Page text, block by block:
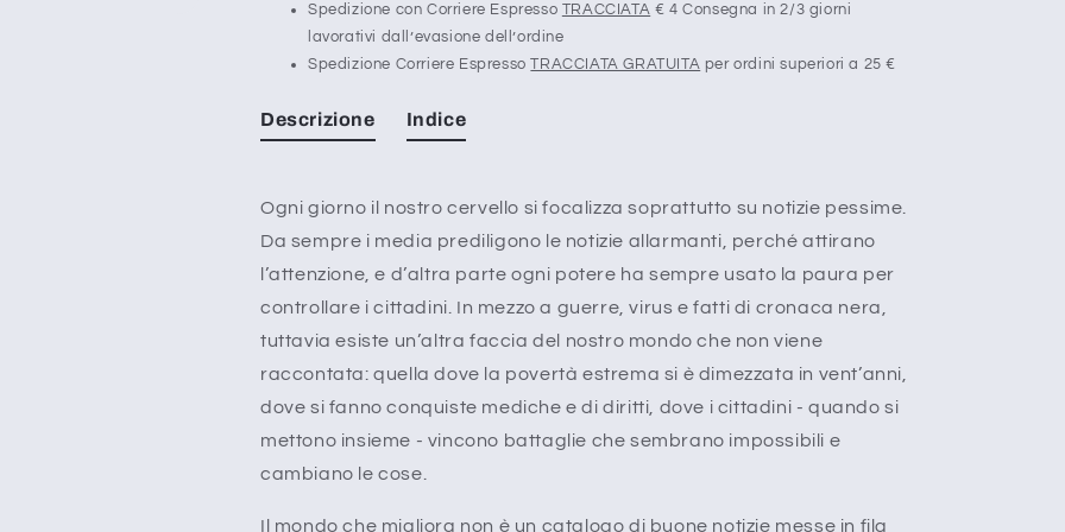
Spedizione con Corriere Espresso TRACCIATA € 4 Consegna in 2/3 giorni
lavorativi dall’evasione dell’ordine
Spedizione Corriere EspressoTRACCIATA GRATUITA per ordini superiori a 25 €
Descrizione
Ogni giorno il nostro cervello si focalizza soprattutto su notizie pessime.
Da sempre i media prediligono le notizie allarmanti, perché attirano
l’attenzione, e d’altra parte ogni potere ha sempre usato la paura per
controllare i cittadini. In mezzo a guerre, virus e fatti di cronaca nera,
tuttavia esiste un’altra faccia del nostro mondo che non viene
raccontata: quella dove la povertà estrema si è dimezzata in vent’anni,
dove si fanno conquiste mediche e di diritti, dove i cittadini - quando si
mettono insieme - vincono battaglie che sembrano impossibili e
cambiano le cose.
Il mondo che migliora non è un catalogo di buone notizie messe in fila
Indice